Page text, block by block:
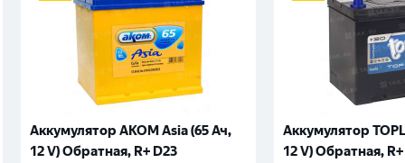
Аккумулятор AKOM Asia (65 Ач,
12 V) Обратная, R+ D23
Аккумулятор
12 V) Обратная,